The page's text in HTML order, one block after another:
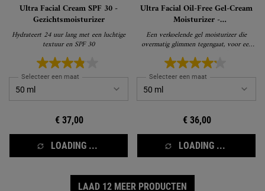
Ultra Facial Cream SPF 30 -
Gezichtsmoisturizer
Hydrateert 24 uur lang met een luchtige
textuur en SPF 30
Selecteer een maat
€ 37,00
LOADING ...
Ultra Facial Oil-Free Gel-Cream
Moisturizer -
Glansverminderende, olievrije,
vochtinbrengende gelcrème
Een verkoelende gel moisturizer die
overmatig glimmen tegengaat, voor een
normale en vette huid
Selecteer een maat
€ 36,00
LOADING ...
LAAD 12 MEER PRODUCTEN